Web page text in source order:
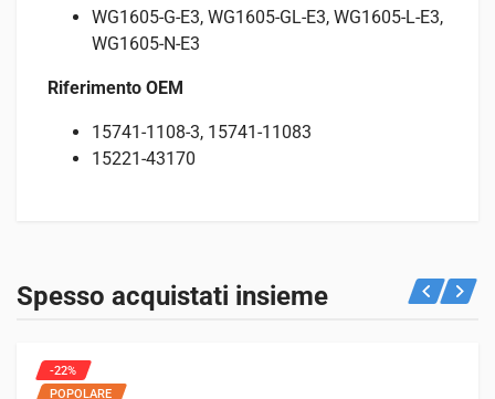
WG1605-G-E3, WG1605-GL-E3, WG1605-L-E3,
WG1605-N-E3
Riferimento OEM
15741-1108-3, 15741-11083
15221-43170
1 kg
Vedi sotto per quali macchine è adatto questo prodotto.
KUBOTA
Spesso acquistati insieme
-22%
POPOLARE